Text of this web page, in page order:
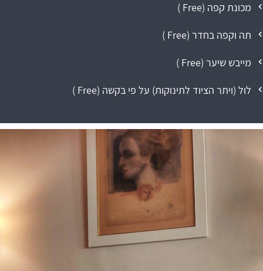
מכונת קפה (Free
)
תה וקפה בחדר (Free
)
מייבש שיער (Free
)
לול (ויתר הציוד לתינוקות) על פי בקשה (Free
)